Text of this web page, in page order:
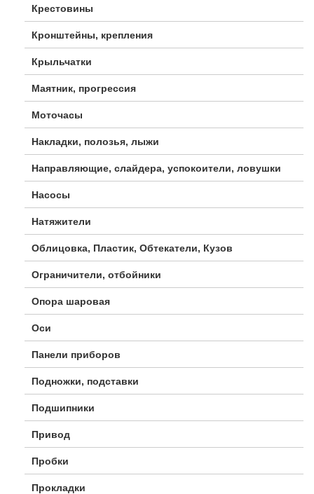
Крестовины
Кронштейны, крепления
Крыльчатки
Маятник, прогрессия
Моточасы
Накладки, полозья, лыжи
Направляющие, слайдера, успокоители, ловушки
Насосы
Натяжители
Облицовка, Пластик, Обтекатели, Кузов
Ограничители, отбойники
Опора шаровая
Оси
Панели приборов
Подножки, подставки
Подшипники
Привод
Пробки
Прокладки